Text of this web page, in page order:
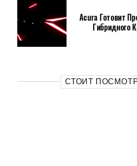
Acura Готовит
Гибридного
СТОИТ